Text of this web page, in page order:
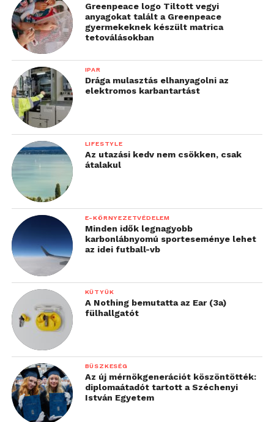
Greenpeace logo Tiltott vegyi
anyagokat talált a Greenpeace
gyermekeknek készült matrica
tetoválásokban
IPAR
Drága mulasztás elhanyagolni az
elektromos karbantartást
LIFESTYLE
Az utazási kedv nem csökken, csak
átalakul
E-KÖRNYEZETVÉDELEM
Minden idők legnagyobb
karbonlábnyomú sporteseménye lehet
az idei futball-vb
KÜTYÜK
A Nothing bemutatta az Ear (3a)
fülhallgatót
BÜSZKESÉG
Az új mérnökgenerációt köszöntötték:
diplomaátadót tartott a Széchenyi
István Egyetem